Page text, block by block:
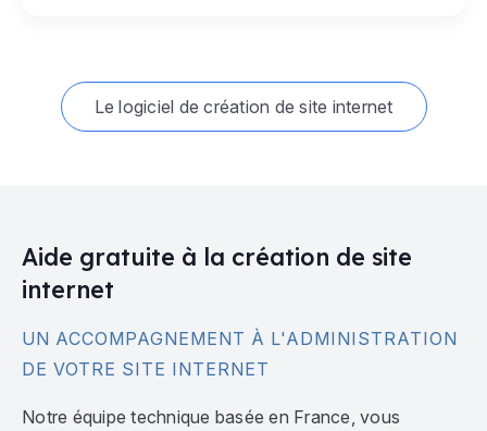
Le logiciel de création de site internet
Aide gratuite à la création de site
internet
UN ACCOMPAGNEMENT À L'ADMINISTRATION
DE VOTRE SITE INTERNET
Notre équipe technique basée en France, vous